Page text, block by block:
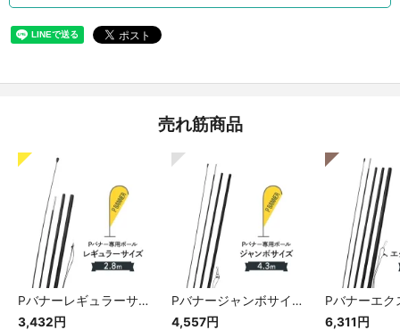
売れ筋商品
Pバナーレギュラーサイズ専用ポール
3,432円
Pバナージャンボサイズ専用ポール
4,557円
6,311円